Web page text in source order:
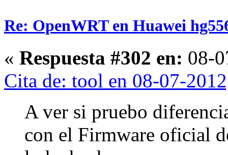
Re: OpenWRT en Huawei
« Respuesta #302 en: 08-
Cita de: tool en 08-07-
A ver si pruebo
con el Firmware oficial